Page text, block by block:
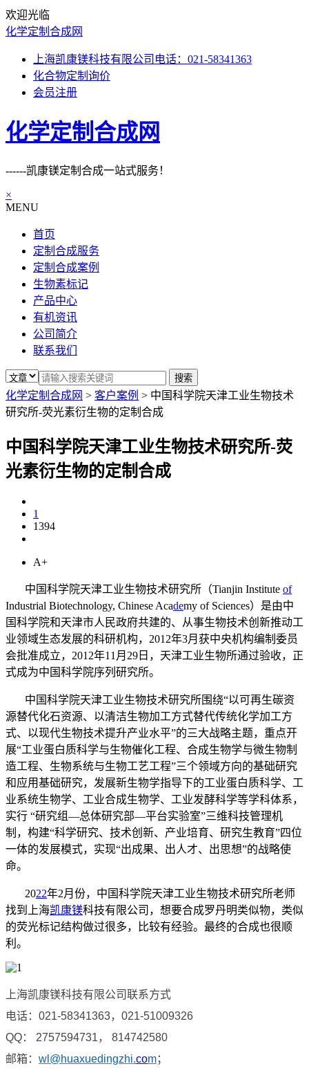
欢迎光临
化学定制合成网
上海凯康镁科技有限公司电话：021-58341363
化合物定制询价
会员注册
化学定制合成网
------凯康镁定制合成一站式服务！
×
MENU
首页
定制合成服务
定制合成案例
生物素标记
产品中心
有机资讯
公司简介
联系我们
化学定制合成网 > 客户案例 > 中国科学院天津工业生物技术
研究所-荧光素衍生物的定制合成
中国科学院天津工业生物技术研究所-荧
光素衍生物的定制合成
1
1394
A+
中国科学院天津工业生物技术研究所（Tianjin Institute of
Industrial Biotechnology, Chinese Academy of Sciences）是由中
国科学院和天津市人民政府共建的、从事生物技术创新推动工
业领域生态发展的科研机构，2012年3月获中央机构编制委员
会批准成立，2012年11月29日，天津工业生物所通过验收，正
式成为中国科学院序列研究所。
中国科学院天津工业生物技术研究所围绕“以可再生碳资
源替代化石资源、以清洁生物加工方式替代传统化学加工方
式、以现代生物技术提升产业水平”的三大战略主题，重点开
展“工业蛋白质科学与生物催化工程、合成生物学与微生物制
造工程、生物系统与生物工艺工程”三个领域方向的基础研究
和应用基础研究，发展新生物学指导下的工业蛋白质科学、工
业系统生物学、工业合成生物学、工业发酵科学等学科体系，
实行 “研究组—总体研究部—平台实验室”三维科技管理机
制，构建“科学研究、技术创新、产业培育、研究生教育”四位
一体的发展模式，实现“出成果、出人才、出思想”的战略使
命。
2022年2月份，中国科学院天津工业生物技术研究所老师
找到上海凯康镁科技有限公司，想要合成罗丹明类似物，类似
的荧光标记结构做过很多，比较有经验。最终的合成也很顺
利。
上海凯康镁科技有限公司联系方式
电话： 021-58341363， 021-51009326
QQ： 2757594731，
814742580
邮箱： wl@huaxuedingzhi.com；